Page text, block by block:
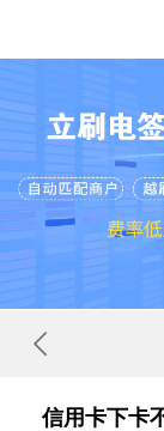
信用卡下卡